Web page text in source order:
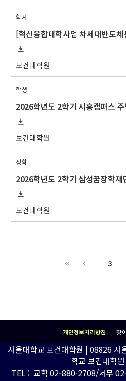
학사
보건대학원
학생
보건대학원
장학
보건대학원
3
개인정보처리방침 찾
서울대학교 보건대학원 | 08826 서
학교 보건대학
TEL : 교학 02-880-2708/서무